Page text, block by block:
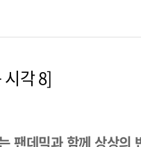
각 8]
팬데믹과 함께 상상의